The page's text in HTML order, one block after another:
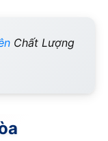
Chất Lượng